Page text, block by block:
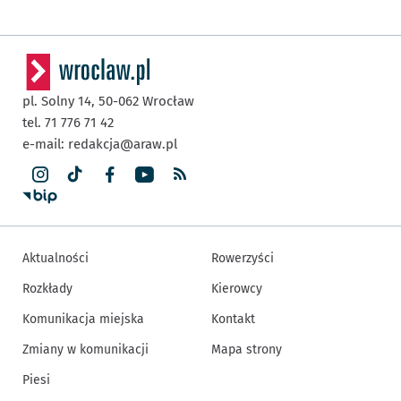
pl. Solny 14, 50-062 Wrocław
tel. 71 776 71 42
e-mail: redakcja@araw.pl
Aktualności
Rozkłady
Komunikacja miejska
Zmiany w komunikacji
Piesi
Rowerzyści
Kierowcy
Kontakt
Mapa strony